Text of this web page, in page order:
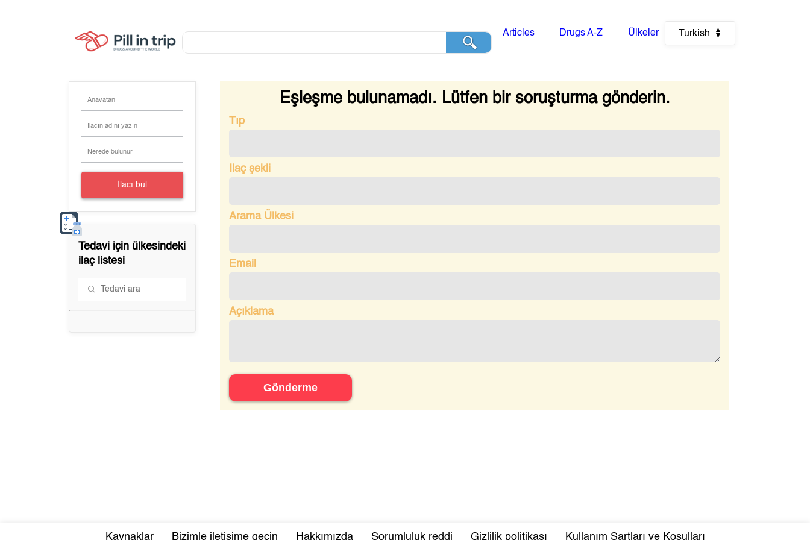
Articles Drugs A-Z Ülkeler Turkish
Anavatan
İlacın adını yazın
Nerede bulunur
İlacı bul
Tedavi için ülkesindeki
ilaç listesi
Eşleşme bulunamadı. Lütfen bir soruşturma gönderin.
Tıp
Ilaç şekli
Arama Ülkesi
Email
Açıklama
Gönderme
Kaynaklar Bizimle iletişime geçin Hakkımızda Sorumluluk reddi Gizlilik politikası Kullanım Şartları ve Koşulları